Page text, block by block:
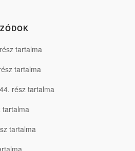
tartalma
tartalma
rész tartalma
tartalma
tartalma